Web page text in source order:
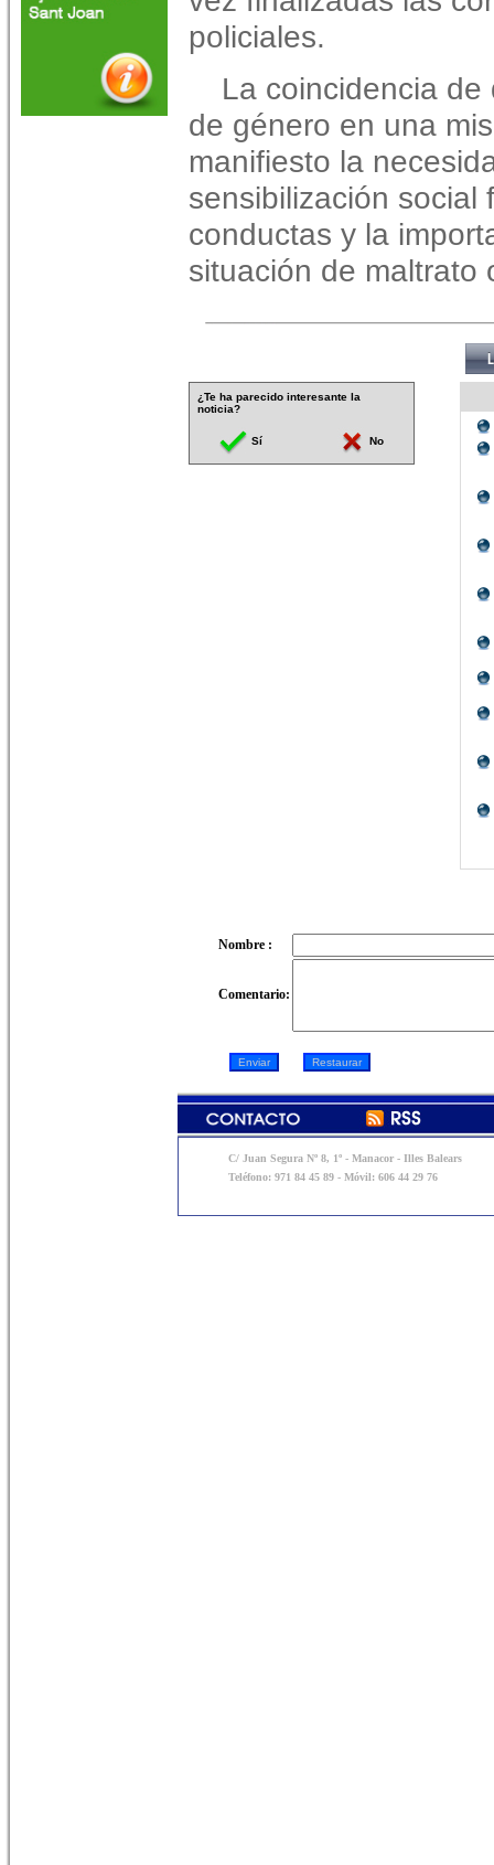
policiales.
La coincidencia
de género en una
manifiesto la
sensibilización social
conductas y la
situación de maltrato
¿Te ha parecido interesante la
noticia?
Sí No
Nombre :
Comentario:
C/ Juan Segura Nº 8, 1º - Manacor - Illes Balears
Teléfono: 971 84 45 89 - Móvil: 606 44 29 76